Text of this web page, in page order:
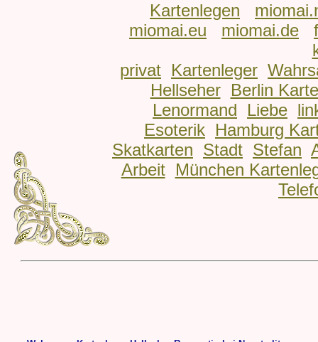
Kartenlegen
miomai.eu
miomai.de
privat Kartenleger
Hellseher
Berlin
Lenormand
Liebe
Esoterik Hamburg
Skatkarten Stadt Stefan
Arbeit
München